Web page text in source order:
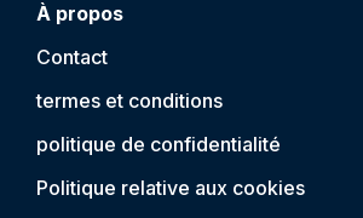
À propos
Contact
termes et conditions
politique de confidentialité
Politique relative aux cookies